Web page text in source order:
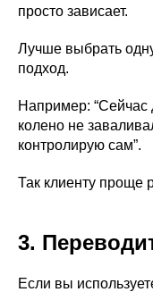
просто зависает.
Лучше выбрать
подход.
Например: “Сейчас
колено не
контролирую сам”.
Так клиенту проще
3.
Если вы